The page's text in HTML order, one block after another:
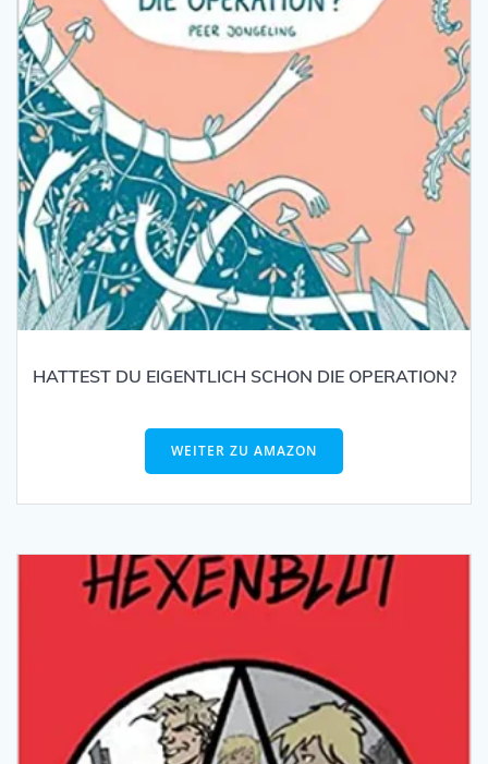
HATTEST DU EIGENTLICH SCHON DIE OPERATION?
WEITER ZU AMAZON